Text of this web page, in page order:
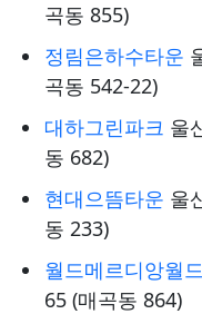
곡동 855)
정림은하수타운
곡동 542-22)
대하그린파크 울
동 682)
현대으뜸타운 울
동 233)
월드메르디앙월
65 (매곡동 864)